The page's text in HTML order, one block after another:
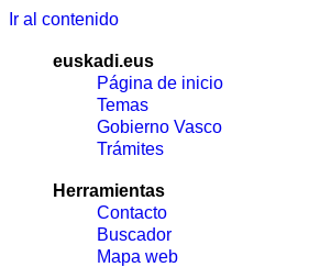
Ir al contenido
euskadi.eus
Página de inicio
Temas
Gobierno Vasco
Trámites
Herramientas
Contacto
Buscador
Mapa web